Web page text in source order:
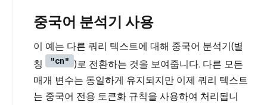
중국어 분석기 사용
이 예는 다른 쿼리 텍스트에 대해 중국어 분석기(별
칭
"cn" )로 전환하는 것을 보여줍니다. 다른 모든
매개 변수는 동일하게 유지되지만 이제 쿼리 텍스트
는 중국어 전용 토큰화 규칙을 사용하여 처리됩니